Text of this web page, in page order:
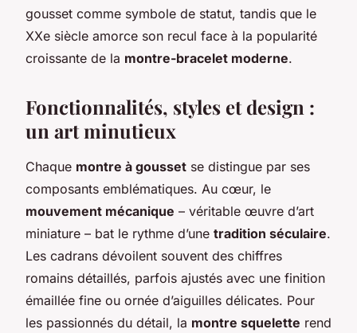
gousset comme symbole de statut, tandis que le
XXe siècle amorce son recul face à la popularité
croissante de la montre-bracelet moderne.
Fonctionnalités, styles et design :
un art minutieux
Chaque montre à gousset se distingue par ses
composants emblématiques. Au cœur, le
mouvement mécanique – véritable œuvre d’art
miniature – bat le rythme d’une tradition séculaire.
Les cadrans dévoilent souvent des chiffres
romains détaillés, parfois ajustés avec une finition
émaillée fine ou ornée d’aiguilles délicates. Pour
les passionnés du détail, la montre squelette rend